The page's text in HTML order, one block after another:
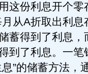
这份利息开个零
从A折取出利息
蓄得到了利息，
到了利息。一笔
”的储蓄方法，